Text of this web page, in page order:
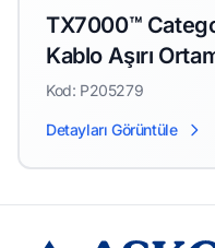
TX7000™
Kablo Aşırı
Kod: P205279
Detayları Görüntüle